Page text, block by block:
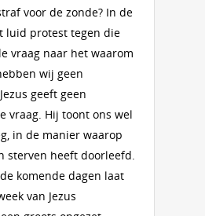
voor de zonde? In de
luid protest tegen die
vraag naar het waarom
wij geen
geeft geen
vraag. Hij toont ons wel
in de manier waarop
sterven heeft doorleefd.
komende dagen laat
van Jezus